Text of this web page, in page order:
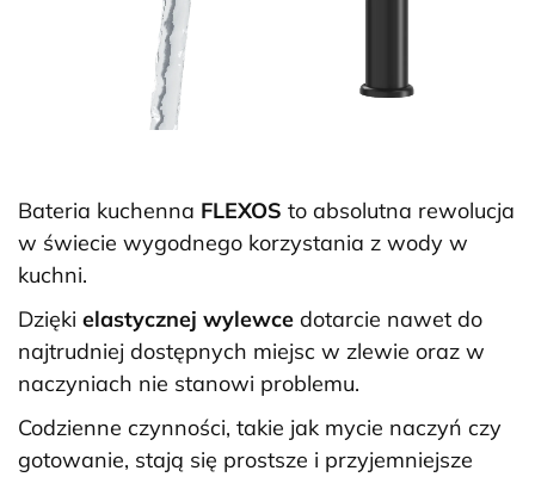
Bateria kuchenna FLEXOS to absolutna rewolucja
w świecie wygodnego korzystania z wody w
kuchni.
Dzięki elastycznej wylewce dotarcie nawet do
najtrudniej dostępnych miejsc w zlewie oraz w
naczyniach nie stanowi problemu.
Codzienne czynności, takie jak mycie naczyń czy
gotowanie, stają się prostsze i przyjemniejsze